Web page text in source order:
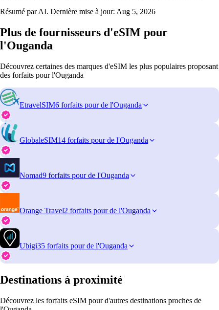
Résumé par AI. Dernière mise à jour: Aug 5, 2026
Plus de fournisseurs d'eSIM pour
l'Ouganda
Découvrez certaines des marques d'eSIM les plus populaires proposant
des forfaits pour l'Ouganda
EtravelSIM6 forfaits pour de l'Ouganda
GlobaleSIM14 forfaits pour de l'Ouganda
Nomad9 forfaits pour de l'Ouganda
Orange Travel2 forfaits pour de l'Ouganda
Ubigi35 forfaits pour de l'Ouganda
Destinations à proximité
Découvrez les forfaits eSIM pour d'autres destinations proches de